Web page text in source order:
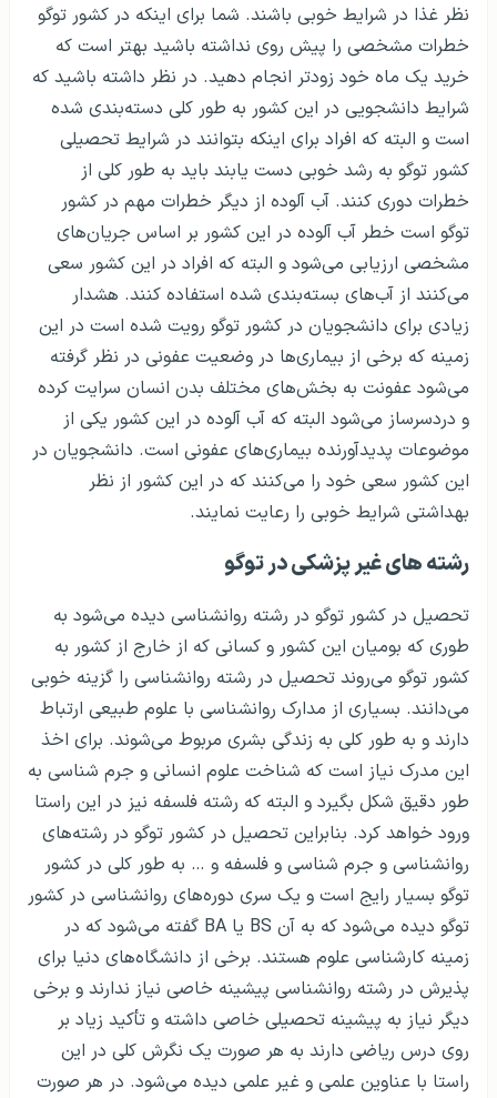
نظر غذا در شرایط خوبی باشند. شما برای اینکه در کشور توگو
خطرات مشخصی را پیش روی نداشته باشید بهتر است که
خرید یک ماه خود زودتر انجام دهید. در نظر داشته باشید که
شرایط دانشجویی در این کشور به طور کلی دسته‌بندی شده
است و البته که افراد برای اینکه بتوانند در شرایط تحصیلی
کشور توگو به رشد خوبی دست یابند باید به طور کلی از
خطرات دوری کنند. آب آلوده از دیگر خطرات مهم در کشور
توگو است خطر آب آلوده در این کشور بر اساس جریان‌های
مشخصی ارزیابی می‌شود و البته که افراد در این کشور سعی
می‌کنند از آب‌های بسته‌بندی شده استفاده کنند. هشدار
زیادی برای دانشجویان در کشور توگو رویت شده است در این
زمینه که برخی از بیماری‌ها در وضعیت عفونی در نظر گرفته
می‌شود عفونت به بخش‌های مختلف بدن انسان سرایت کرده
و دردسرساز می‌شود البته که آب آلوده در این کشور یکی از
موضوعات پدیدآورنده بیماری‌های عفونی است. دانشجویان در
این کشور سعی خود را می‌کنند که در این کشور از نظر
بهداشتی شرایط خوبی را رعایت نمایند.
رشته های غیر پزشکی در توگو
تحصیل در کشور توگو در رشته روانشناسی دیده می‌شود به
طوری که بومیان این کشور و کسانی که از خارج از کشور به
کشور توگو می‌روند تحصیل در رشته روانشناسی را گزینه خوبی
می‌دانند. بسیاری از مدارک روانشناسی با علوم طبیعی ارتباط
دارند و به طور کلی به زندگی بشری مربوط می‌شوند. برای اخذ
این مدرک نیاز است که شناخت علوم انسانی و جرم شناسی به
طور دقیق شکل بگیرد و البته که رشته فلسفه نیز در این راستا
ورود خواهد کرد. بنابراین تحصیل در کشور توگو در رشته‌های
روانشناسی و جرم شناسی و فلسفه و … به طور کلی در کشور
توگو بسیار رایج است و یک سری دوره‌های روانشناسی در کشور
توگو دیده می‌شود که به آن BS یا BA گفته می‌شود که در
زمینه کارشناسی علوم هستند. برخی از دانشگاه‌های دنیا برای
پذیرش در رشته روانشناسی پیشینه خاصی نیاز ندارند و برخی
دیگر نیاز به پیشینه تحصیلی خاصی داشته و تأکید زیاد بر
روی درس ریاضی دارند به هر صورت یک نگرش کلی در این
راستا با عناوین علمی و غیر علمی دیده می‌شود. در هر صورت